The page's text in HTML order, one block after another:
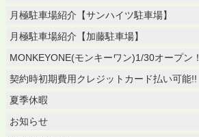
月極駐車場紹介【サンハイツ駐車場】
月極駐車場紹介【加藤駐車場】
MONKEYONE(モンキーワン)1/30オープン！
契約時初期費用クレジットカード払い可能!!
夏季休暇
お知らせ